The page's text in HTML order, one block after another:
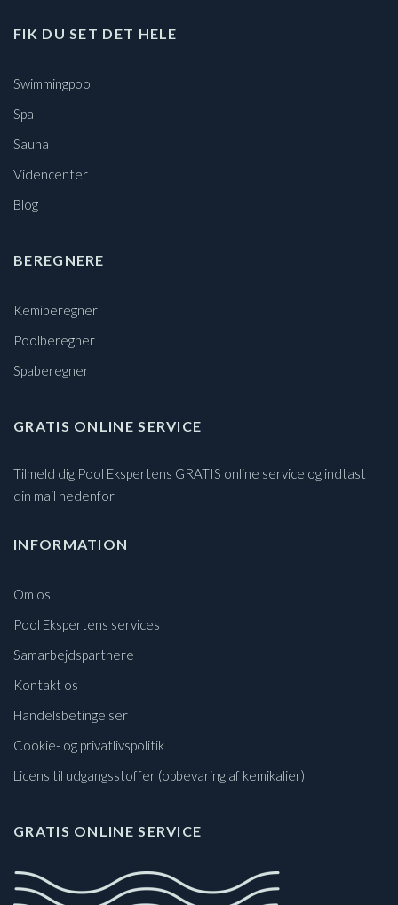
FIK DU SET DET HELE
Swimmingpool
Spa
Sauna
Videncenter
Blog
BEREGNERE
Kemiberegner
Poolberegner
Spaberegner
GRATIS ONLINE SERVICE
Tilmeld dig Pool Ekspertens GRATIS online service og indtast
din mail nedenfor
INFORMATION
Om os
Pool Ekspertens services
Samarbejdspartnere
Kontakt os
Handelsbetingelser
Cookie- og privatlivspolitik
Licens til udgangsstoffer (opbevaring af kemikalier)
GRATIS ONLINE SERVICE